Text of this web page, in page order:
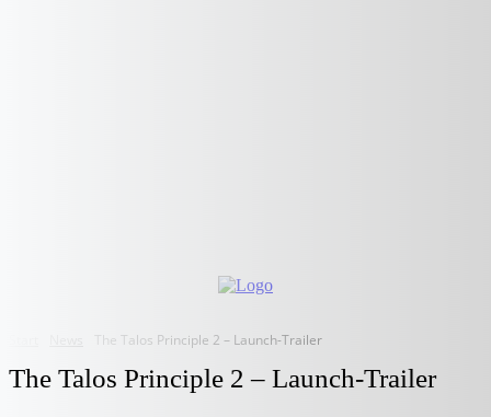
The Talos Principle 2 – Launch-Trailer
The Talos Principle 2 – Launch-Trailer